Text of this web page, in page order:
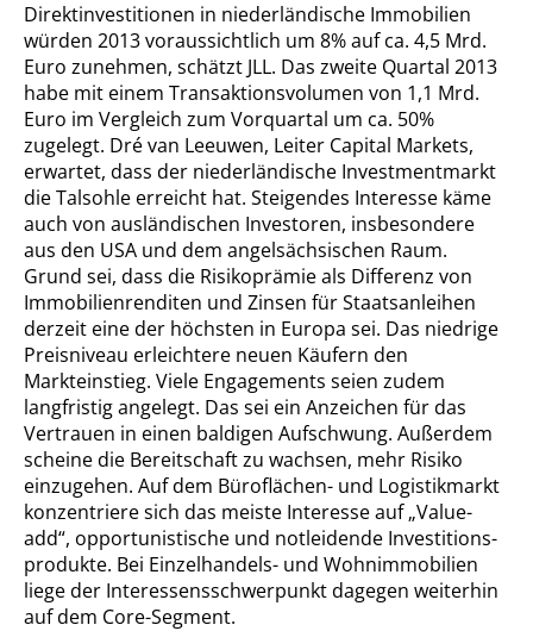
Direktinvestitionen in niederländische Immobilien
würden 2013 voraussichtlich um 8% auf ca. 4,5 Mrd.
Euro zunehmen, schätzt JLL. Das zweite Quartal 2013
habe mit einem Transaktionsvolumen von 1,1 Mrd.
Euro im Vergleich zum Vorquartal um ca. 50%
zugelegt. Dré van Leeuwen, Leiter Capital Markets,
erwartet, dass der niederländische Investmentmarkt
die Talsohle erreicht hat. Steigendes Interesse käme
auch von ausländischen Investoren, insbesondere
aus den USA und dem angelsächsischen Raum.
Grund sei, dass die Risikoprämie als Differenz von
Immobilienrenditen und Zinsen für Staatsanleihen
derzeit eine der höchsten in Europa sei. Das niedrige
Preisniveau erleichtere neuen Käufern den
Markteinstieg. Viele Engagements seien zudem
langfristig angelegt. Das sei ein Anzeichen für das
Vertrauen in einen baldigen Aufschwung. Außerdem
scheine die Bereitschaft zu wachsen, mehr Risiko
einzugehen. Auf dem Büroflächen- und Logistikmarkt
konzentriere sich das meiste Interesse auf „Value-
add“, opportunistische und notleidende Investitions-
produkte. Bei Einzelhandels- und Wohnimmobilien
liege der Interessensschwerpunkt dagegen weiterhin
auf dem Core-Segment.